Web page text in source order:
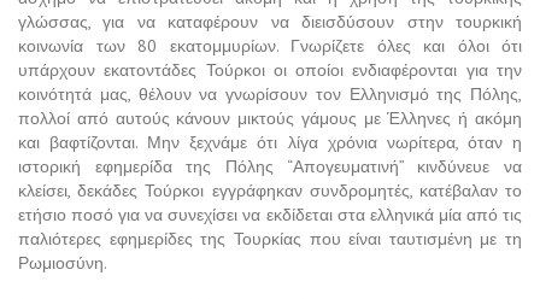
γλώσσας, για να καταφέρουν να διεισδύσουν στην τουρκική
κοινωνία των 80 εκατομμυρίων. Γνωρίζετε όλες και όλοι ότι
υπάρχουν εκατοντάδες Τούρκοι οι οποίοι ενδιαφέρονται για την
κοινότητά μας, θέλουν να γνωρίσουν τον Ελληνισμό της Πόλης,
πολλοί από αυτούς κάνουν μικτούς γάμους με Έλληνες ή ακόμη
και βαφτίζονται. Μην ξεχνάμε ότι λίγα χρόνια νωρίτερα, όταν η
ιστορική εφημερίδα της Πόλης “Απογευματινή” κινδύνευε να
κλείσει, δεκάδες Τούρκοι εγγράφηκαν συνδρομητές, κατέβαλαν το
ετήσιο ποσό για να συνεχίσει να εκδίδεται στα ελληνικά μία από τις
παλιότερες εφημερίδες της Τουρκίας που είναι ταυτισμένη με τη
Ρωμιοσύνη.